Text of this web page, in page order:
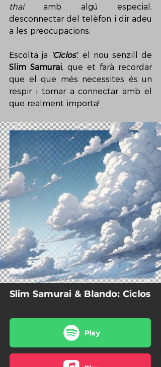
thai amb algú especial,
desconnectar del telèfon i dir adeu
a les preocupacions.
Escolta ja ‘Ciclos’
Slim Samurai, que et farà recordar
que el que més necessites és un
respir i tornar a connectar amb el
que realment importa!